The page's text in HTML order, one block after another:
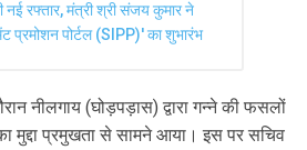
नई रफ्तार, मंत्री श्री संजय कुमार ने
प्रमोशन पोर्टल (SIPP)' का शुभारंभ
नीलगाय (घोड़पड़ास) द्वारा गन्ने की फसलों
मुद्दा प्रमुखता से सामने आया। इस पर सचिव